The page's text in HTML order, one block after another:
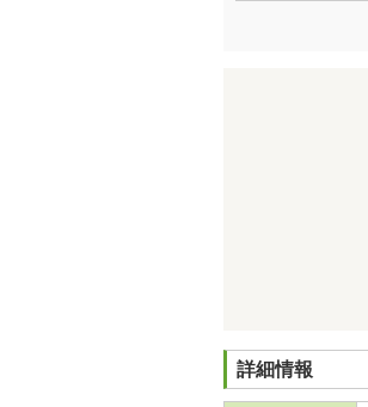
詳細情報